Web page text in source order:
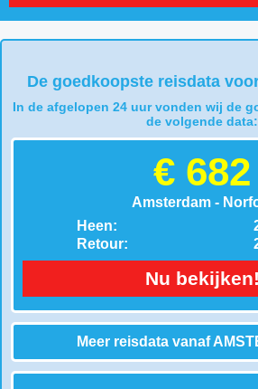
De goedkoopste reisdata
In de afgelopen 24 uur vonden wij de
de volgende data:
€ 682
Amsterdam -
Heen:
Retour:
Nu bekijken!
Meer reisdata vanaf